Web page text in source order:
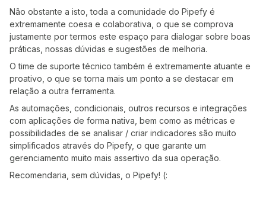
Não obstante a isto, toda a comunidade do Pipefy é
extremamente coesa e colaborativa, o que se comprova
justamente por termos este espaço para dialogar sobre boas
práticas, nossas dúvidas e sugestões de melhoria.
O time de suporte técnico também é extremamente atuante e
proativo, o que se torna mais um ponto a se destacar em
relação a outra ferramenta.
As automações, condicionais, outros recursos e integrações
com aplicações de forma nativa, bem como as métricas e
possibilidades de se analisar / criar indicadores são muito
simplificados através do Pipefy, o que garante um
gerenciamento muito mais assertivo da sua operação.
Recomendaria, sem dúvidas, o Pipefy! (: